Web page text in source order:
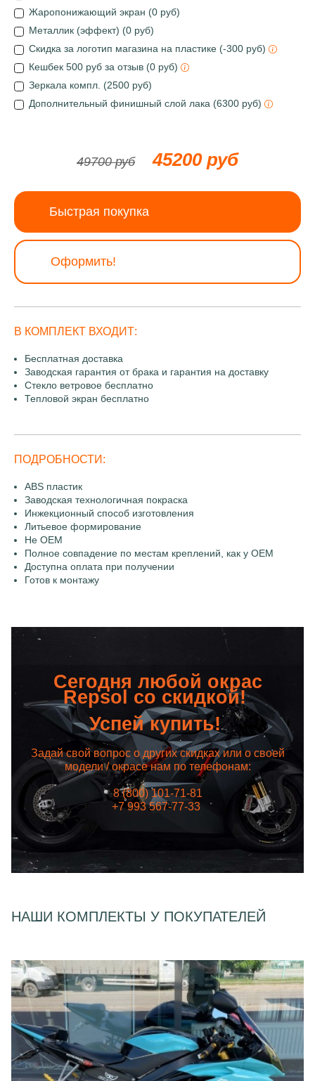
Жаропонижающий экран (0 руб)
Металлик (эффект) (0 руб)
Скидка за логотип магазина на пластике (-300 руб)
Кешбек 500 руб за отзыв (0 руб)
Зеркала компл. (2500 руб)
Дополнительный финишный слой лака (6300 руб)
49700 руб 45200 руб
Быстрая покупка
Оформить!
В КОМПЛЕКТ ВХОДИТ:
Бесплатная доставка
Заводская гарантия от брака и гарантия на доставку
Стекло ветровое бесплатно
Тепловой экран бесплатно
ПОДРОБНОСТИ:
ABS пластик
Заводская технологичная покраска
Инжекционный способ изготовления
Литьевое формирование
Не OEM
Полное совпадение по местам креплений, как у OEM
Доступна оплата при получении
Готов к монтажу
Сегодня любой окрас
Repsol со скидкой!
Успей купить!
Задай свой вопрос о других скидках или о своей
модели / окрасе нам по телефонам:
8 (800) 101-71-81
+7 993 567-77-33
НАШИ КОМПЛЕКТЫ У ПОКУПАТЕЛЕЙ